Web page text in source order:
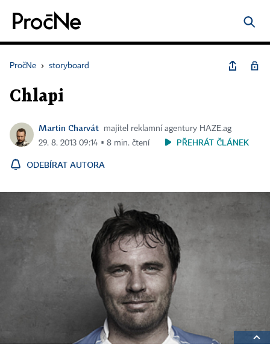
PročNe › storyboard
Chlapi
Martin Charvát
majitel reklamní agentury HAZE.ag
29. 8. 2013 09:14 ▪ 8 min. čtení
PŘEHRÁT ČLÁNEK
ODEBÍRAT AUTORA